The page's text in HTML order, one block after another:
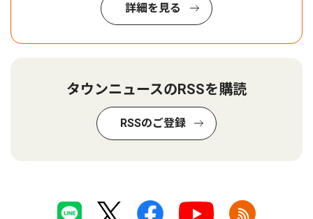
詳細を見る
タウンニュースのRSSを購読
RSSのご登録